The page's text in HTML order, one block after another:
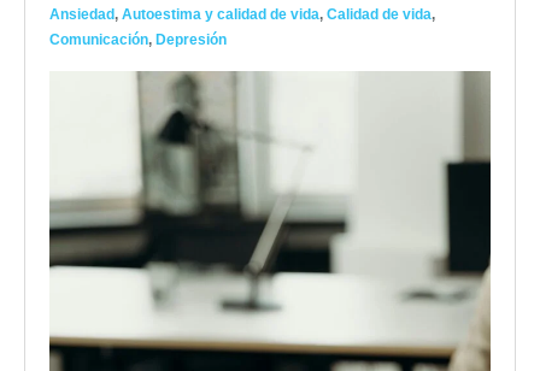
Ansiedad, Autoestima y calidad de vida, Calidad de vida,
Comunicación, Depresión